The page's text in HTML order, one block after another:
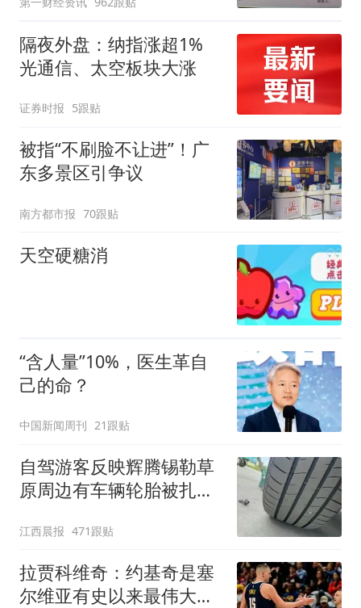
隔夜外盘：纳指涨超1%
光通信、太空板块大涨
证券时报 5跟贴
被指“不刷脸不让进”！广
东多景区引争议
南方都市报 70跟贴
天空硬糖消
“含人量”10%，医生革自
己的命？
中国新闻周刊 21跟贴
自驾游客反映辉腾锡勒草
原周边有车辆轮胎被扎，
元，官方发布情况通报
江西晨报 471跟贴
拉贾科维奇：约基奇是塞
尔维亚有史以来最伟大的